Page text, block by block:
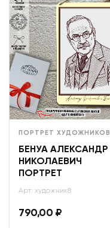
ПОРТРЕТ ХУДОЖНИКОВ
БЕНУА АЛЕКСАНДР
НИКОЛАЕВИЧ
ПОРТРЕТ
Арт: художник8
790,00 ₽